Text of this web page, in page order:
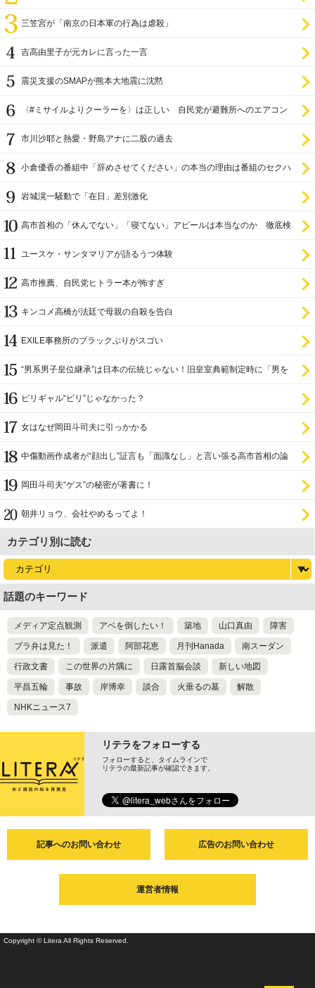
三笠宮が「南京の日本軍の行為は虐殺」
吉高由里子が元カレに言った一言
震災支援のSMAPが熊本大地震に沈黙
〈#ミサイルよりクーラーを〉は正しい 自民党が避難所へのエアコン
市川沙耶と熱愛・野島アナに二股の過去
小倉優香の番組中「辞めさせてください」の本当の理由は番組のセクハ
岩城滉一騒動で「在日」差別激化
高市首相の「休んでない」「寝てない」アピールは本当なのか 徹底検
ユースケ・サンタマリアが語るうつ体験
高市推薦、自民党ヒトラー本が怖すぎ
キンコメ高橋が法廷で母親の自殺を告白
EXILE事務所のブラックぶりがスゴい
“男系男子皇位継承”は日本の伝統じゃない！旧皇室典範制定時に「男を
ビリギャル“ビリ”じゃなかった？
女はなぜ岡田斗司夫に引っかかる
中傷動画作成者が“顔出し”証言も「面識なし」と言い張る高市首相の論
岡田斗司夫“ゲス”の秘密が著書に！
朝井リョウ、会社やめるってよ！
カテゴリ別に読む
話題のキーワード
メディア定点観測 アベを倒したい！ 築地 山口真由 障害
ブラ弁は見た！ 派遣 阿部花恵 月刊Hanada 南スーダン
行政文書 この世界の片隅に 日露首脳会談 新しい地図
平昌五輪 事故 岸博幸 談合 火垂るの墓 解散
NHKニュース7
リテラをフォローする
フォローすると、タイムラインで
リテラの最新記事が確認できます。
記事へのお問い合わせ 広告のお問い合わせ
運営者情報
Copyright © Litera All Rights Reserved.